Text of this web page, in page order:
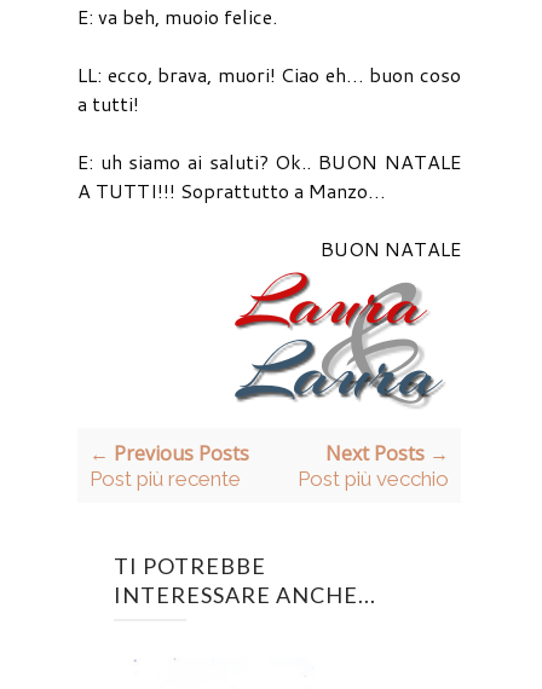
E: va beh, muoio felice.
LL: ecco, brava, muori! Ciao eh… buon coso
a tutti!
E: uh siamo ai saluti? Ok.. BUON NATALE
A TUTTI!!! Soprattutto a Manzo…
BUON NATALE
← Previous Posts
Post più recente
Next Posts →
Post più vecchio
TI POTREBBE
INTERESSARE ANCHE...